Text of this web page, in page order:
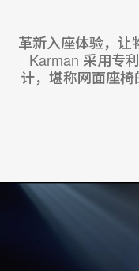
革新入座体验，让
Karman 采用专
计，堪称网面座